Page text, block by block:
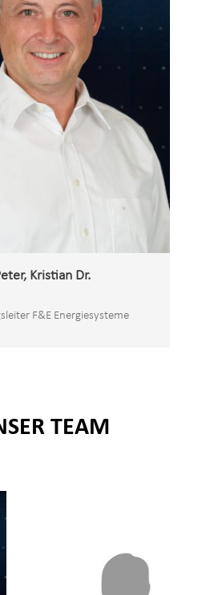
Kristian Dr.
F&E Energiesysteme
TEAM